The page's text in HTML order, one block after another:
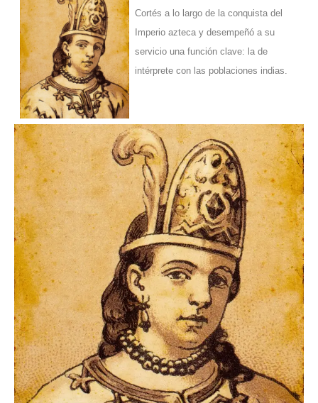
Cortés a lo largo de la conquista del
Imperio azteca y desempeñó a su
servicio una función clave: la de
intérprete con las poblaciones indias.